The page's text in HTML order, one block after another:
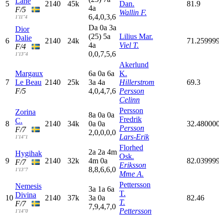
5
F/5
1'11"4
2140 45k
4a
6,4,0,3,6
Dan.
Wallin F.
81.9
6
Dior
Dalie
F/4
1'13"4
2140 24k
Da 0a 3a
(25) 5a
4a
0,0,7,5,6
Lilius Mar.
Viel T.
7
Margaux
Le Beau
F/5
2140 25k
6a 0a 6a
3a 4a
4,0,4,7,6
Akerlund
K.
Hillerstrom
Persson
Celinn
69.3
8
Zorina
C.
F/7
1'14"1
2140 34k
8a 0a 0a
0a 0a
2,0,0,0,0
Persson
Fredrik
Persson
Lars-Erik
9
Hygihak
F/7
1'13"7
2140 32k
2a 2a 4m
4m 0a
8,8,6,6,0
Florhed
Osk.
Eriksson
Mme A.
10
Nemesis
Divina
F/7
1'14"0
2140 37k
3a 1a 6a
3a 0a
7,9,4,7,0
Pettersson
T.
T.
Pettersson
82.46